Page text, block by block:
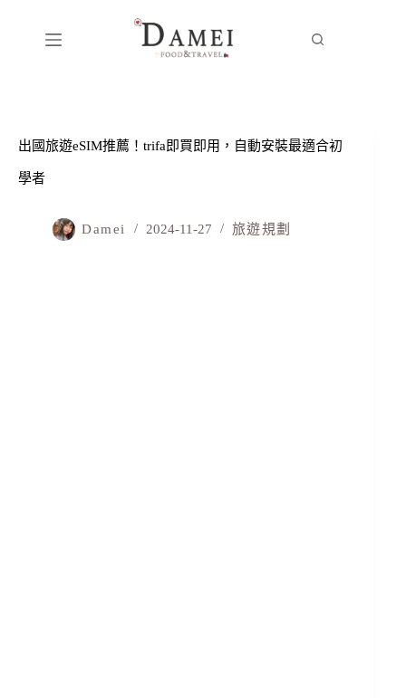
出國旅遊eSIM推薦！trifa即買即用，自動安裝最適合初
學者
Damei 2024-11-27 旅遊規劃